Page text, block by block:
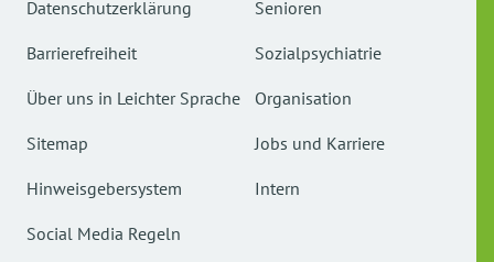
Datenschutzerklärung
Barrierefreiheit
Über uns in Leichter Sprache
Sitemap
Hinweisgebersystem
Social Media Regeln
Senioren
Sozialpsychiatrie
Organisation
Jobs und Karriere
Intern